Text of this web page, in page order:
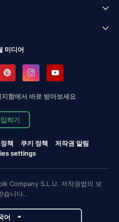
미디어
함에서 바로 받아보세요
하기
책 쿠키 정책
저작권 알림
settings
Company S.L.U. 저작권법의 보
습니다..
어